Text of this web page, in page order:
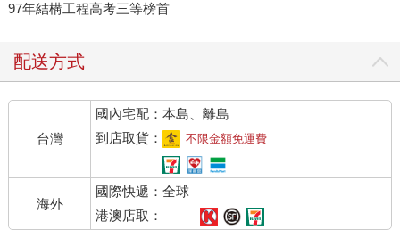
97年結構工程高考三等榜首
配送方式
台灣
國內宅配：本島、離島
到店取貨：
不限金額免運費
海外
國際快遞：全球
港澳店取：